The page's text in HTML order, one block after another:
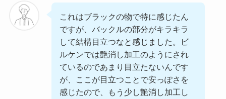
これはブラックの物で特に感じたん
ですが、バックルの部分がキラキラ
して結構目立つなと感じました。ビ
ルケンでは艶消し加工のようにされ
ているのであまり目立たないんです
が、ここが目立つことで安っぽさを
感じたので、もう少し艶消し加工し